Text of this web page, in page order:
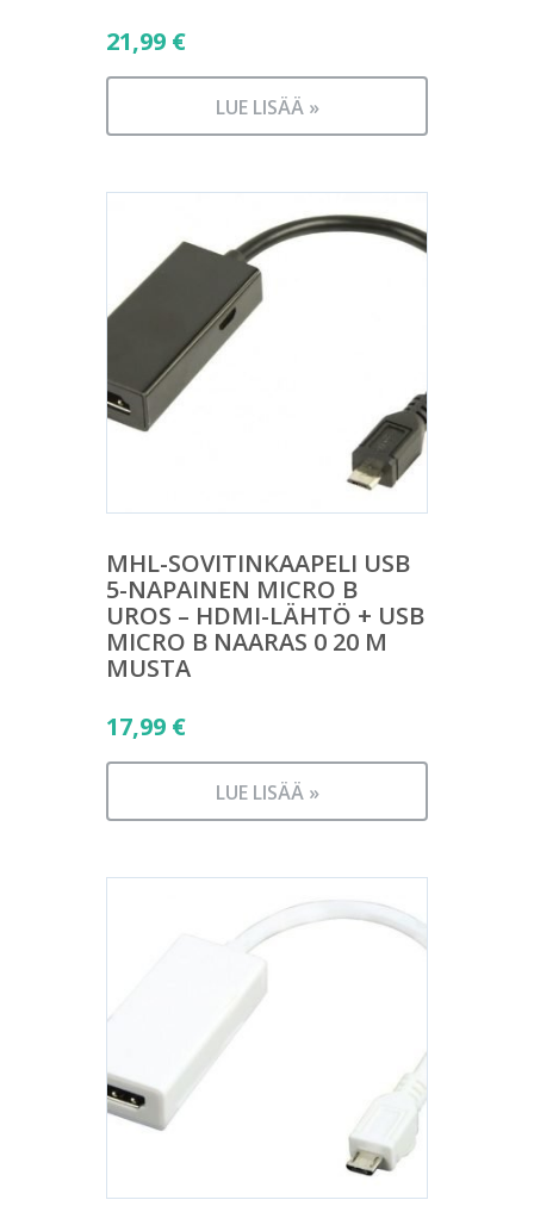
21,99 €
LUE LISÄÄ »
MHL-SOVITINKAAPELI USB
5-NAPAINEN MICRO B
UROS – HDMI-LÄHTÖ + USB
MICRO B NAARAS 0 20 M
MUSTA
17,99 €
LUE LISÄÄ »